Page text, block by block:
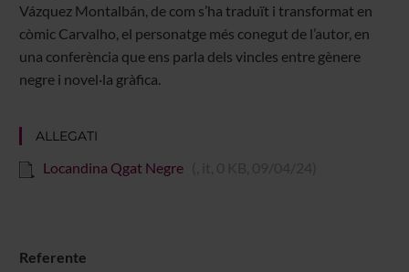
Vázquez Montalbán, de com s’ha traduït i transformat en
còmic Carvalho, el personatge més conegut de l’autor, en
una conferència que ens parla dels vincles entre gènere
negre i novel·la gràfica.
ALLEGATI
Locandina Qgat Negre
Referente